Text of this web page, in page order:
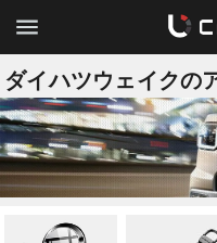
ダイハツウェイクの